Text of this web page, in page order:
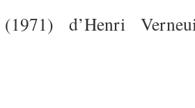
(1971) d’Henri